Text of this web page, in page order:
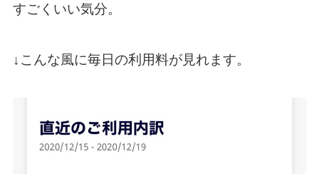
すごくいい気分。
↓こんな風に毎日の利用料が見れます。